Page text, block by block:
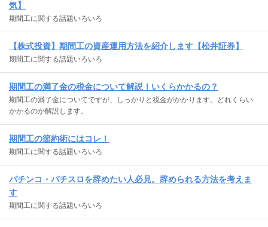
気】
期間工に関する話題いろいろ
【株式投資】期間工の資産運用方法を紹介します【松井証券】
期間工に関する話題いろいろ
期間工の満了金の税金について解説！いくらかかるの？
期間工の満了金についてですが、しっかりと税金がかかります。どれくらい
かかるのか解説します。
期間工の節約術にはコレ！
期間工に関する話題いろいろ
パチンコ・パチスロを辞めたい人必見。辞められる方法を考えま
す
期間工に関する話題いろいろ